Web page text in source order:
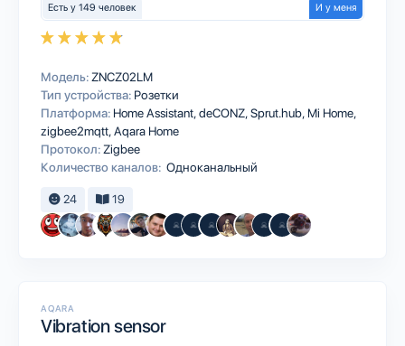
Есть у 149 человек И у меня
Модель: ZNCZ02LM
Тип устройства: Розетки
Платформа: Home AssistantdeCONZSprut.hub Mi Home
zigbee2mqttAqara Home
Протокол: Zigbee
Количество каналов: Одноканальный
24 19
AQARA
Vibration sensor